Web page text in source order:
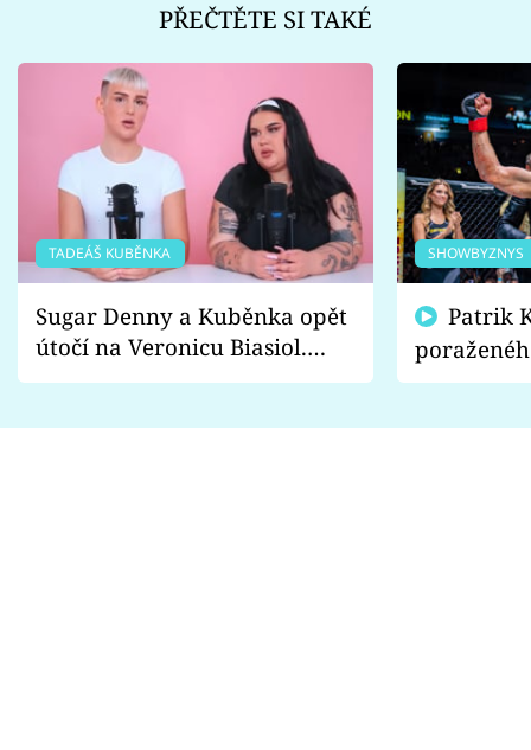
PŘEČTĚTE SI TAKÉ
TADEÁŠ KUBĚNKA
Sugar Denny a Kuběnka opět
útočí na Veronicu Biasiol.
Proč je podle nich falešná a
SHOWBYZNYS
fanoušci